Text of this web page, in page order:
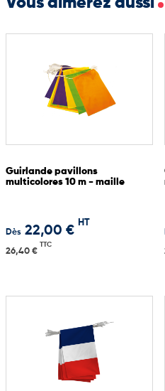
lot de 100 guirlandes constitue
efficace pour créer un décor festif
Guirlande pavillons
multicolores 10 m - maille
Dès 22,00 €
HT
26,40 €
TTC